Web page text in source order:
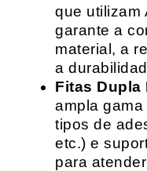
que utilizam
garante a
material, a
a
Fitas Dupla
ampla
tipos de
etc.) e
para